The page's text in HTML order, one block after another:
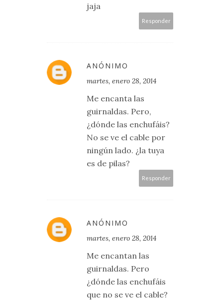
jaja
Responder
ANÓNIMO
martes, enero 28, 2014
Me encanta las
guirnaldas. Pero,
¿dónde las enchufáis?
No se ve el cable por
ningún lado. ¿la tuya
es de pilas?
Responder
ANÓNIMO
martes, enero 28, 2014
Me encantan las
guirnaldas. Pero
¿dónde las enchufáis
que no se ve el cable?